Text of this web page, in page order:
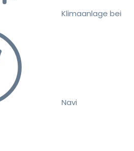
Klimaanlage bei
Navi